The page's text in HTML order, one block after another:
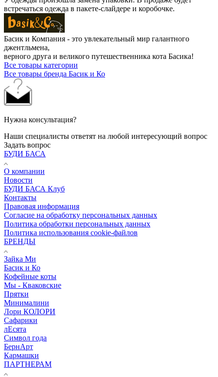
встречаться одежда в пакете-слайдере и коробочке.
Басик и Компания - это увлекательный мир галантного
джентльмена,
верного друга и великого путешественника кота Басика!
Все товары категории
Все товары бренда Басик и Ко
Нужна консультация?
Наши специалисты ответят на любой интересующий вопрос
Задать вопрос
БУДИ БАСА
О компании
Новости
БУДИ БАСА Клуб
Контакты
Правовая информация
Согласие на обработку персональных данных
Политика обработки персональных данных
Политика использования cookie-файлов
БРЕНДЫ
Зайка Ми
Басик и Ко
Кофейные коты
Мы - Кваковские
Прятки
Минималини
Лори КОЛОРИ
Сафарики
лЕсята
Символ года
БернАрт
Кармашки
ПАРТНЕРАМ